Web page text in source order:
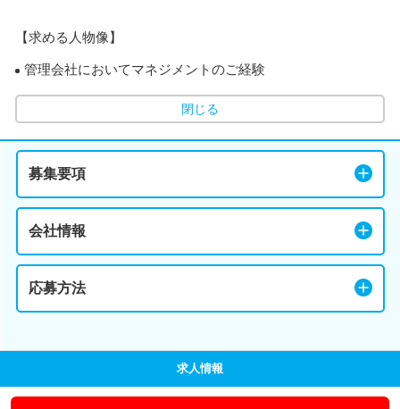
【求める人物像】
管理会社においてマネジメントのご経験
閉じる
募集要項
会社情報
応募方法
求人情報